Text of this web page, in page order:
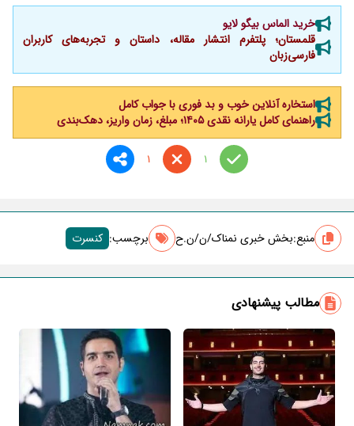
خرید الماس بیگو لایو
قلمستان؛ پلتفرم انتشار مقاله، داستان و تجربه‌های کاربران
فارسی‌زبان
استخاره آنلاین خوب و بد فوری با جواب کامل
راهنمای کامل یارانه نقدی ۱۴۰۵؛ مبلغ، زمان واریز، دهک‌بندی
1
1
منبع:بخش خبری نمناک/ن/ن.ح برچسب‌: کنسرت
مطالب پیشنهادی